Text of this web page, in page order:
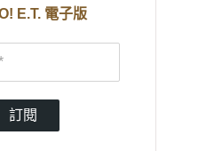
E.T. 電子版
訂閱